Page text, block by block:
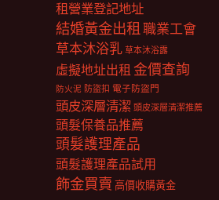
租營業登記地址
結婚黃金出租職業工會
草本沐浴乳 草本沐浴露
虛擬地址出租 金價查詢
防火泥 防盜扣 電子防盜門
頭皮深層清潔 頭皮深層清潔推薦
頭髮保養品推薦
頭髮護理產品
頭髮護理產品試用
飾金買賣 高價收購黃金